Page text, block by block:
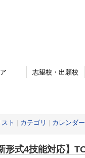
志望校・出願校
スト カテゴリ カレンダー
形式4技能対応】